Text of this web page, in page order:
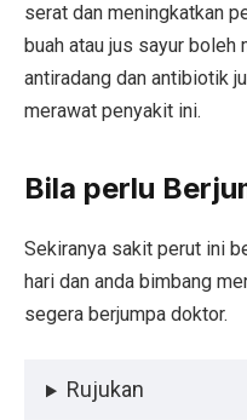
serat dan meningkatkan
buah atau jus sayur boleh
antiradang dan antibiotik
merawat penyakit ini.
Bila perlu
Sekiranya sakit perut ini
hari dan anda bimbang
segera berjumpa doktor.
Rujukan